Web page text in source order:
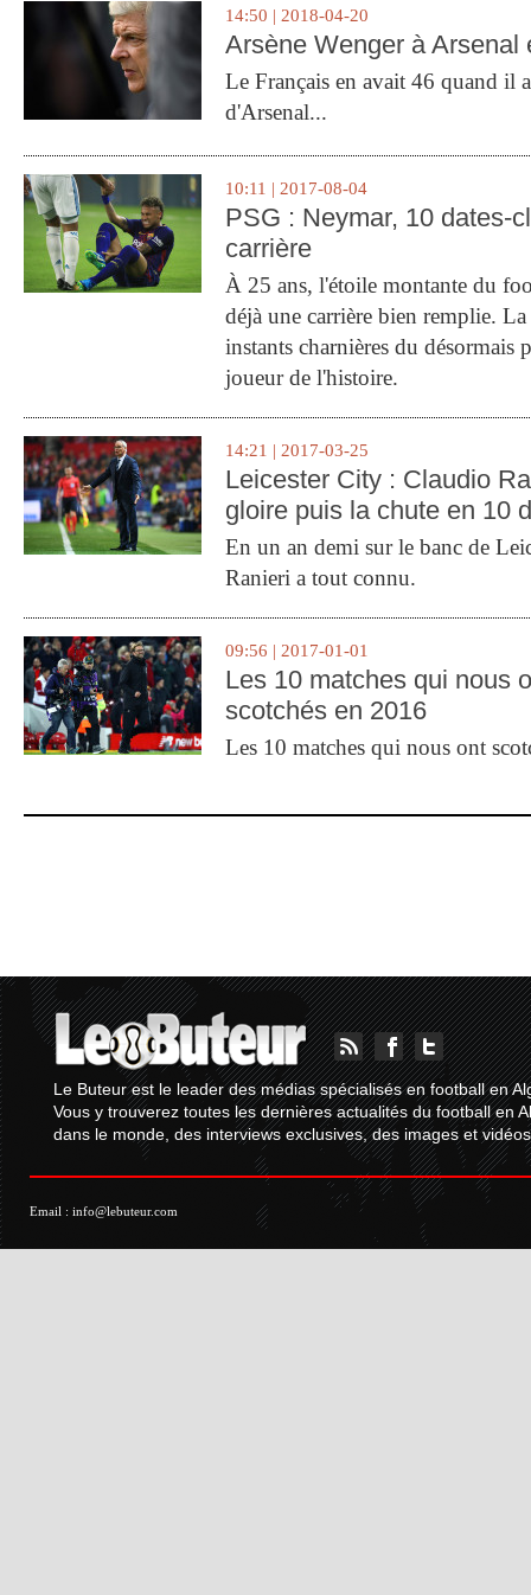
14:50 | 2018-04-20
Arsène Wenger à Arsenal
Le Français en avait 46 quand il
d'Arsenal...
10:11 | 2017-08-04
PSG : Neymar, 10 dates-
carrière
À 25 ans, l'étoile montante du
déjà une carrière bien remplie.
instants charnières du désormais
joueur de l'histoire.
14:21 | 2017-03-25
Leicester City : Claudio
gloire puis la chute en 10
En un an demi sur le banc de
Ranieri a tout connu.
09:56 | 2017-01-01
Les 10 matches qui nous
scotchés en 2016
Les 10 matches qui nous ont
Le Buteur est le leader des médias spécialisés en football en
Vous y trouverez toutes les dernières actualités du football en
dans le monde, des interviews exclusives, des images et
Email : info@lebuteur.com